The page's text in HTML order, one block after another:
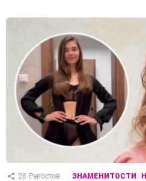
28 Репостов ЗНАМЕНИТОСТИ